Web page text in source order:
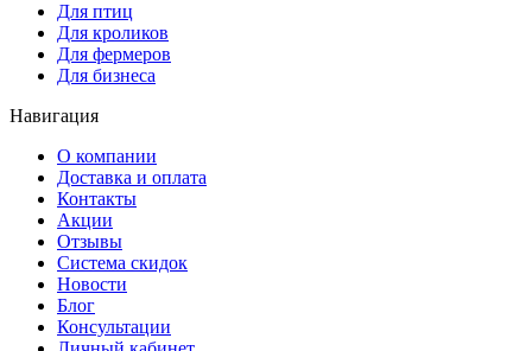
Для птиц
Для кроликов
Для фермеров
Для бизнеса
Навигация
О компании
Доставка и оплата
Контакты
Акции
Отзывы
Система скидок
Новости
Блог
Консультации